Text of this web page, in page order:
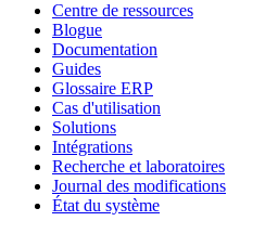
Centre de ressources
Blogue
Documentation
Guides
Glossaire ERP
Cas d'utilisation
Solutions
Intégrations
Recherche et laboratoires
Journal des modifications
État du système